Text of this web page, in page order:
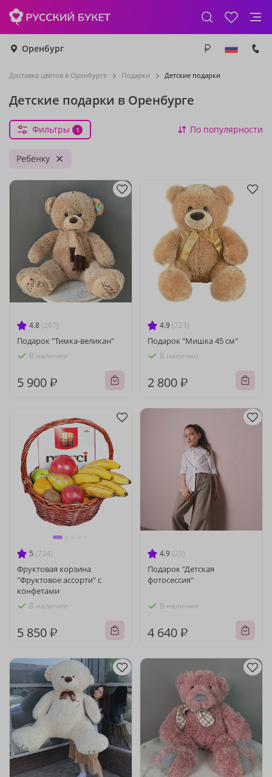
Оренбург
Доставка цветов в Оренбурге Подарки Детские подарки
Детские подарки в Оренбурге
Фильтры 1 По популярности
Ребенку
4.8 (297)
Подарок "Тимка-великан"
В наличии
5 900 ₽
4.9 (723)
Подарок "Мишка 45 см"
В наличии
2 800 ₽
5 (724)
Фруктовая корзина
"Фруктовое ассорти" с
конфетами
В наличии
5 850 ₽
4.9 (21)
Подарок "Детская
фотосессия"
В наличии
4 640 ₽